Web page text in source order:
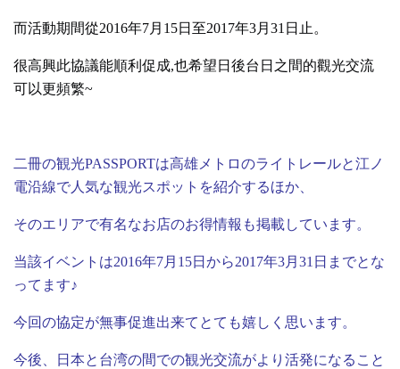
而活動期間從2016年7月15日至2017年3月31日止。
很高興此協議能順利促成,也希望日後台日之間的觀光交流
可以更頻繁~
二冊の観光PASSPORTは高雄メトロのライトレールと江ノ
電沿線で人気な観光スポットを紹介するほか、
そのエリアで有名なお店のお得情報も掲載しています。
当該イベントは2016年7月15日から2017年3月31日までとな
ってます♪
今回の協定が無事促進出来てとても嬉しく思います。
今後、日本と台湾の間での観光交流がより活発になること